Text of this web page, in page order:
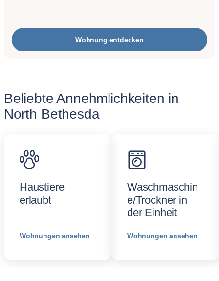
Wohnung entdecken
Beliebte Annehmlichkeiten in
North Bethesda
Haustiere
erlaubt
Wohnungen ansehen
Waschmaschin
e/Trockner in
der Einheit
Wohnungen ansehen